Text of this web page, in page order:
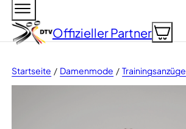
Zum Hauptinhalt springen
OffiziellerPartner
Startseite Damenmode Trainingsanzüge